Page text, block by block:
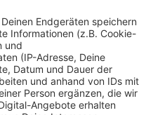
sind Busse statt Züge
finden Sie